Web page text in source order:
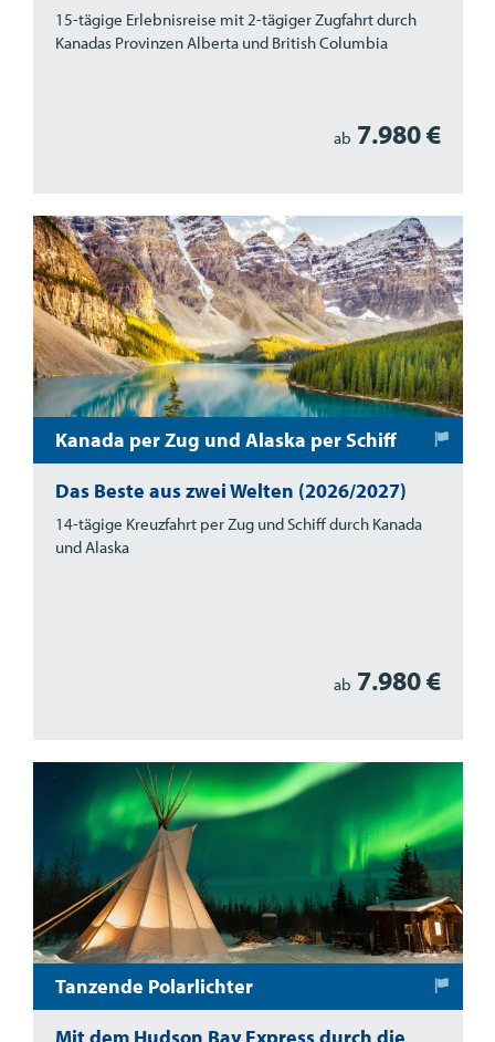
15-tägige Erlebnisreise mit 2-tägiger Zugfahrt durch
Kanadas Provinzen Alberta und British Columbia
ab 7.980 €
Kanada per Zug und Alaska per Schiff
Das Beste aus zwei Welten (2026/2027)
14-tägige Kreuzfahrt per Zug und Schiff durch Kanada
und Alaska
ab 7.980 €
Tanzende Polarlichter